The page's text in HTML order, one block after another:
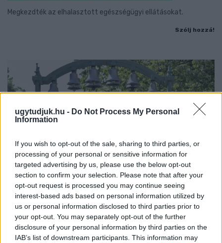
ugytudjuk.hu - Do Not Process My Personal
Information
If you wish to opt-out of the sale, sharing to third parties, or
processing of your personal or sensitive information for
targeted advertising by us, please use the below opt-out
section to confirm your selection. Please note that after your
opt-out request is processed you may continue seeing
interest-based ads based on personal information utilized by
us or personal information disclosed to third parties prior to
your opt-out. You may separately opt-out of the further
disclosure of your personal information by third parties on the
IAB’s list of downstream participants. This information may
Megkezdték az elhalasztott egészségügyi ellátásokat.
Szólj hozzá!
KÁNIKULA 2026 - ENYHÜL A HŐSÉG, DE MÉG
NINCS VÉGE: SZOMBATTÓL MÁR “CSAK”
MÁSODFOKÚ RIASZTÁS LESZ ÉRVÉNYBEN